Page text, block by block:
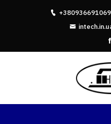
+380936691069